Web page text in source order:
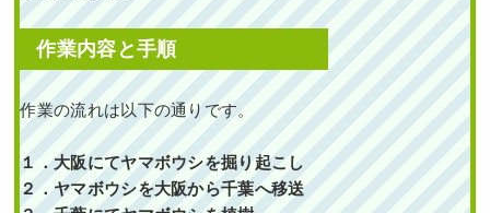
作業内容と手順
作業の流れは以下の通りです。
１．大阪にてヤマボウシを掘り起こし
２．ヤマボウシを大阪から千葉へ移送